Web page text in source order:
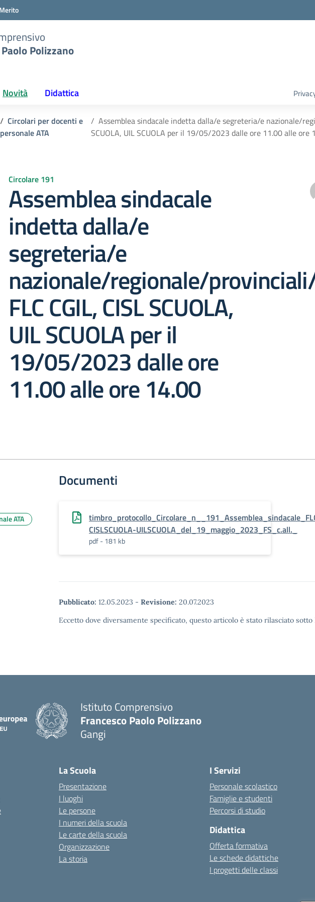
Polizzano
Novità Didattica
Circolari per docenti e
personale ATA
Assemblea sindacale indetta dalla/e segreteria/e nazionale/
SCUOLA, UIL SCUOLA per il 19/05/2023 dalle ore 11.00 alle ore
Circolare 191
Assemblea sindacale
indetta dalla/e
segreteria/e
nazionale/regionale/
FLC CGIL, CISL SCUOLA,
UIL SCUOLA per il
19/05/2023 dalle ore
11.00 alle ore 14.00
Documenti
CISLSCUOLA-UILSCUOLA_del_19_maggio_2023_FS_c.all._
pdf - 181 kb
Pubblicato: 12.05.2023 - Revisione: 20.07.2023
Eccetto dove diversamente specificato, questo articolo è stato rilasciato
ATA
Istituto Comprensivo
Francesco Paolo Polizzano
Gangi
La Scuola
Presentazione
I luoghi
Le persone
I numeri della scuola
Le carte della scuola
Organizzazione
La storia
I Servizi
Personale scolastico
Famiglie e studenti
Percorsi di studio
Didattica
Offerta formativa
Le schede didattiche
I progetti delle classi